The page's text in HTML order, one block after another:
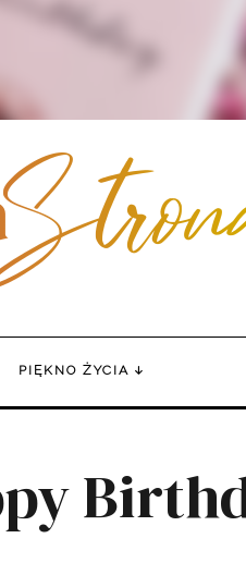
PIĘKNO ŻYCIA